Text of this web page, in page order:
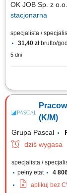
OK JOB Sp. z o.o.
stacjonarna
specjalista /
31,40 złbrutto/
5 dni
Twój zakres
wprowadzanie
księgowej i(K/M)
Grupa Pascal
dziś wygasa
specjalista /
pełny etat
4
aplikuj bez